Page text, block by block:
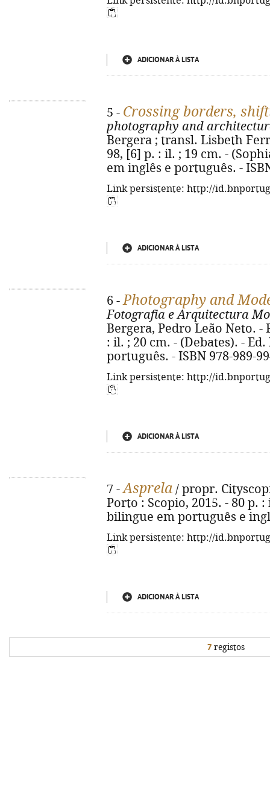
ADICIONAR À LISTA
5 - Crossing borders,
photography and
Bergera ; transl. Lisbeth
98, [6] p. : il. ; 19 cm. -
em inglês e português. -
Link persistente: http://
ADICIONAR À LISTA
6 -Photography and
Fotografia e Arquitectura
Bergera, Pedro Leão Neto. -
: il. ; 20 cm. - (Debates). -
português. - ISBN 978-989-
Link persistente: http://
ADICIONAR À LISTA
7 -Asprela / propr.
Porto : Scopio, 2015. - 80 p.
bilingue em português e
Link persistente: http://
ADICIONAR À LISTA
7 registos